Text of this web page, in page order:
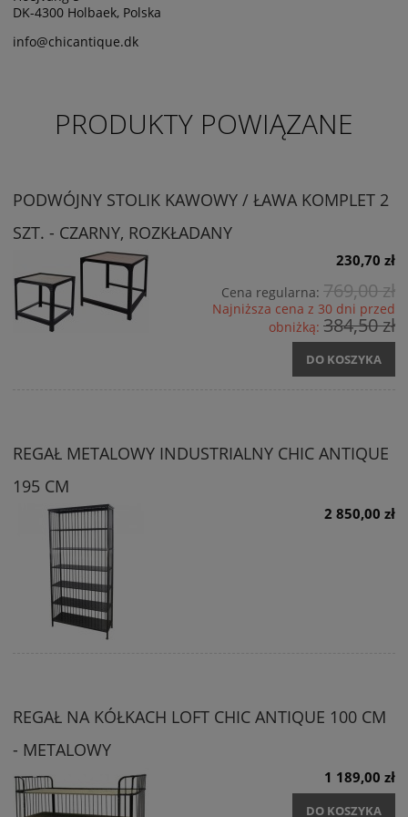
DK-4300 Holbaek, Polska
info@chicantique.dk
PRODUKTY POWIĄZANE
PODWÓJNY STOLIK KAWOWY / ŁAWA KOMPLET 2
SZT. - CZARNY, ROZKŁADANY
230,70 zł
Cena regularna: 769,00 zł
Najniższa cena z 30 dni przed
obniżką: 384,50 zł
DO KOSZYKA
REGAŁ METALOWY INDUSTRIALNY CHIC ANTIQUE
195 CM
2 850,00 zł
REGAŁ NA KÓŁKACH LOFT CHIC ANTIQUE 100 CM
- METALOWY
1 189,00 zł
DO KOSZYKA